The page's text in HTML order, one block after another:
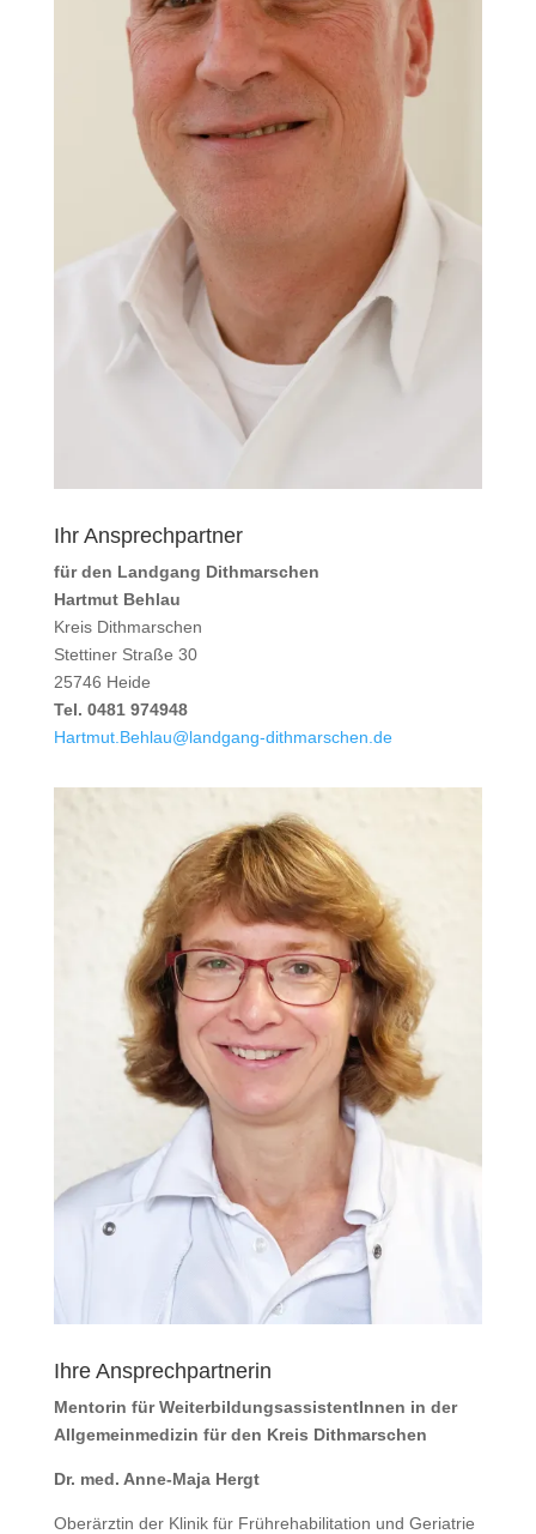
Ihr Ansprechpartner
für den Landgang Dithmarschen
Hartmut Behlau
Kreis Dithmarschen
Stettiner Straße 30
25746 Heide
Tel. 0481 974948
Hartmut.Behlau@landgang-dithmarschen.de
Ihre Ansprechpartnerin
Mentorin für WeiterbildungsassistentInnen in der
Allgemeinmedizin für den Kreis Dithmarschen
Dr. med. Anne-Maja Hergt
Oberärztin der Klinik für Frührehabilitation und Geriatrie